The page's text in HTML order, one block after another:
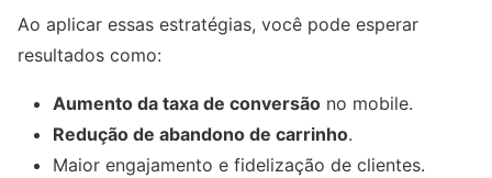
Ao aplicar essas estratégias, você pode esperar
resultados como:
Aumento da taxa de conversão no mobile.
Redução de abandono de carrinho.
Maior engajamento e fidelização de clientes.